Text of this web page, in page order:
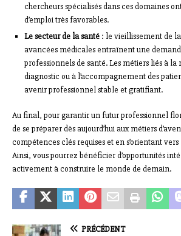
chercheurs spécialisés dans ces domaines
d’emploi très favorables.
Le secteur de la santé : le vieillissement de
avancées médicales entraînent une
professionnels de santé. Les métiers liés à la
diagnostic ou à l’accompagnement des
avenir professionnel stable et gratifiant.
Au final, pour garantir un futur professionnel
de se préparer dès aujourd’hui aux métiers
compétences clés requises et en s’orientant
Ainsi, vous pourrez bénéficier d’opportunités
activement à construire le monde de demain.
PRÉCÉDENT